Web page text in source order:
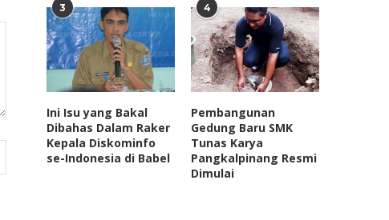
3
Ini Isu yang Bakal
Dibahas Dalam Raker
Kepala Diskominfo
se-Indonesia di Babel
4
Pembangunan
Gedung Baru SMK
Tunas Karya
Pangkalpinang Resmi
Dimulai